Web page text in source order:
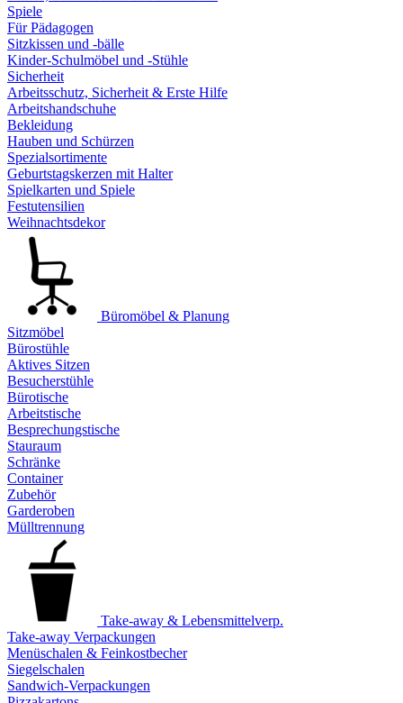
Spiele
Für Pädagogen
Sitzkissen und -bälle
Kinder-Schulmöbel und -Stühle
Sicherheit
Arbeitsschutz, Sicherheit & Erste Hilfe
Arbeitshandschuhe
Bekleidung
Hauben und Schürzen
Spezialsortimente
Geburtstagskerzen mit Halter
Spielkarten und Spiele
Festutensilien
Weihnachtsdekor
Büromöbel & Planung
Sitzmöbel
Bürostühle
Aktives Sitzen
Besucherstühle
Bürotische
Arbeitstische
Besprechungstische
Stauraum
Schränke
Container
Zubehör
Garderoben
Mülltrennung
Take-away & Lebensmittelverp.
Take-away Verpackungen
Menüschalen & Feinkostbecher
Siegelschalen
Sandwich-Verpackungen